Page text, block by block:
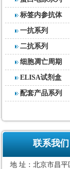
标签内参抗体
一抗系列
二抗系列
细胞凋亡周期
ELISA试剂盒
配套产品系列
联系我们
地 址：北京市昌平